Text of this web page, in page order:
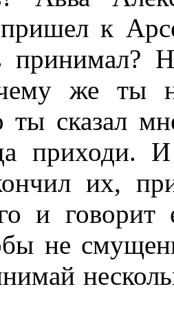
пришел к
принимал?
же ты
ты сказал
приходи.
их,
и говорит
не